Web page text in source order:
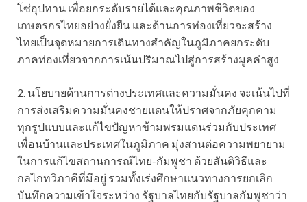
โซ่อุปทาน เพื่อยกระดับรายได้และคุณภาพชีวิตของ
เกษตรกรไทยอย่างยั่งยืน และด้านการท่องเที่ยวจะสร้าง
ไทยเป็นจุดหมายการเดินทางสำคัญในภูมิภาคยกระดับ
ภาคท่องเที่ยวจากการเน้นปริมาณไปสู่การสร้างมูลค่าสูง
2. นโยบายด้านการต่างประเทศและความมั่นคง จะเน้นไปที่
การส่งเสริมความมั่นคงชายแดนให้ปราศจากภัยคุกคาม
ทุกรูปแบบและแก้ไขปัญหาข้ามพรมแดนร่วมกับประเทศ
เพื่อนบ้านและประเทศในภูมิภาค มุ่งสานต่อความพยายาม
ในการแก้ไขสถานการณ์ไทย-กัมพูชา ด้วยสันติวิธีและ
กลไกทวิภาคีที่มีอยู่ รวมทั้งเร่งศึกษาแนวทางการยกเลิก
บันทึกความเข้าใจระหว่าง รัฐบาลไทยกับรัฐบาลกัมพูชาว่า